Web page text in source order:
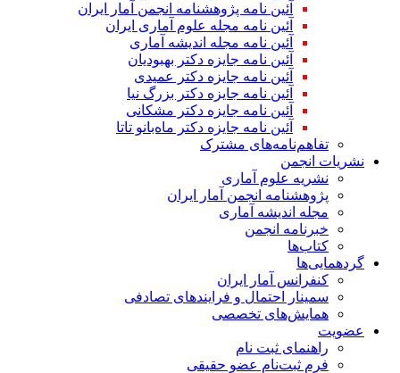
آئین نامه پژوهشنامه انجمن آمار ایران
آئین نامه مجله علوم آماری ایران
آئین نامه مجله اندیشه آماری
آئین‌ نامه جایزه دکتر بهبودیان
آئین نامه جایزه دکتر عمیدی
آئین نامه جایزه دکتر بزرگ نیا
آئین نامه جایزه دکتر مشکانی
آئین نامه جایزه دکتر ماه‌بانو تاتا
تفاهم‌نامه‌های مشترک
نشریات انجمن
نشریه علوم آماری
پژوهشنامه انجمن آمار ایران
مجله اندیشه آماری
خبرنامه انجمن
کتاب‌ها
گردهمایی‌ها
کنفرانس آمار ایران
سمینار احتمال و فرایندهای تصادفی
همایش‌های تخصصی
عضویت
راهنمای ثبت نام
فرم ثبت‌نام عضو حقیقی